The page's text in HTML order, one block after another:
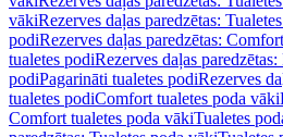
vākiRezerves daļas paredzētas:
podiRezerves daļas paredzētas:
tualetes podiRezerves daļas
podiPagarināti tualetes podiRezerves
tualetes podiComfort tualetes poda vāki
Comfort tualetes poda vākiTualetes